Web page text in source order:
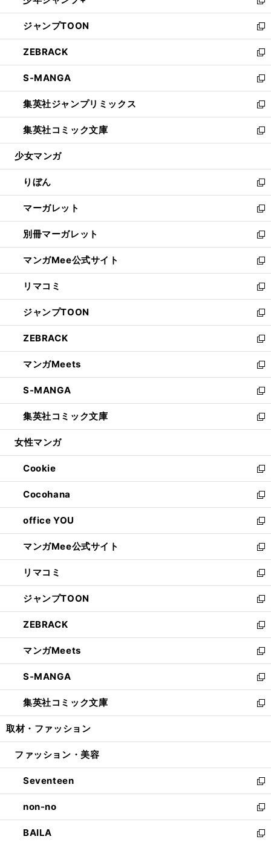
開
く
ウ
で
開
く
ン
ド
ウ
で
開
く
ウ
ィ
ン
ド
ウ
で
開
く
新
し
い
ウ
ィ
ン
ド
ウ
で
開
く
ジャンプTOON
新
し
い
ウ
ィ
ン
ド
ウ
で
開
ZEBRACK
新
し
い
ウ
ィ
ン
ド
ウ
開
く
S-MANGA
新
し
い
ウ
ィ
ン
ウ
で
開
く
集英社ジャンプリミックス
新
し
い
ウ
ン
ド
ウ
で
開
く
集英社コミック文庫
新
し
ウ
ィ
ン
ド
ウ
で
開
く
少女マンガ
りぼん
新
し
い
ウ
ィ
ン
ド
ウ
で
開
く
マーガレット
新
し
い
ウ
ィ
ン
ド
ウ
で
開
く
別冊マーガレット
新
し
い
ウ
ィ
ン
ド
ウ
で
開
く
マンガMee公式サイト
新
し
い
ウ
ィ
ン
ド
ウ
で
開
く
リマコミ
新
し
い
ウ
ィ
ン
ド
ウ
で
開
く
ジャンプTOON
新
し
い
ウ
ィ
ン
ド
ウ
で
開
ZEBRACK
新
し
い
ウ
ィ
ン
ド
ウ
開
く
マンガMeets
新
し
い
ウ
ィ
ン
ウ
で
開
く
S-MANGA
新
し
い
ウ
ン
ド
ウ
で
開
く
集英社コミック文庫
新
し
ウ
ィ
ン
ド
ウ
で
開
く
女性マンガ
Cookie
新
し
い
ウ
ィ
ン
ド
ウ
で
開
く
Cocohana
新
し
い
ウ
ィ
ン
ド
ウ
で
開
く
office YOU
新
し
い
ウ
ィ
ン
ド
ウ
で
開
く
マンガMee公式サイト
新
し
い
ウ
ィ
ン
ド
ウ
で
開
く
リマコミ
新
し
い
ウ
ィ
ン
ド
ウ
で
開
く
ジャンプTOON
新
し
い
ウ
ィ
ン
ド
ウ
で
開
ZEBRACK
新
し
い
ウ
ィ
ン
ド
ウ
開
マンガMeets
新
し
い
ウ
ィ
ン
ウ
開
く
S-MANGA
新
し
い
ウ
ン
ウ
で
開
く
集英社コミック文庫
新
し
ウ
ン
ド
ウ
で
開
く
取材・ファッション
ファッション・美容
Seventeen
新
し
い
ウ
ィ
non-no
新
し
い
BAILA
新